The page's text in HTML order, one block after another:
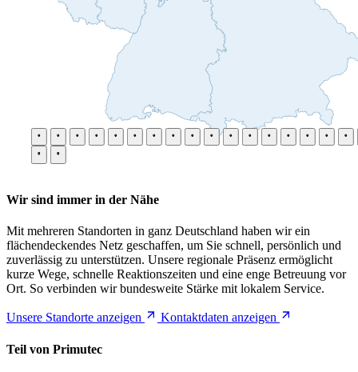
Wir sind immer in der Nähe
Mit mehreren Standorten in ganz Deutschland haben wir ein
flächendeckendes Netz geschaffen, um Sie schnell, persönlich und
zuverlässig zu unterstützen. Unsere regionale Präsenz ermöglicht
kurze Wege, schnelle Reaktionszeiten und eine enge Betreuung vor
Ort. So verbinden wir bundesweite Stärke mit lokalem Service.
Unsere Standorte anzeigen Kontaktdaten anzeigen
Teil von Primutec